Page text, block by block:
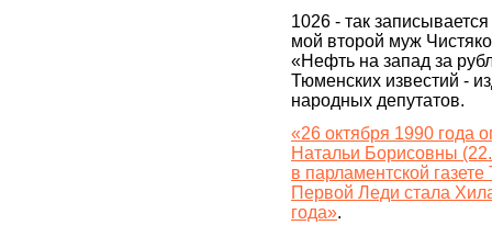
1026 - так
мой второй муж
«Нефть на запад за
Тюменских известий -
народных депутатов.
«26 октября 1990 года
Натальи Борисовны
в парламентской
Первой Леди стала
года».